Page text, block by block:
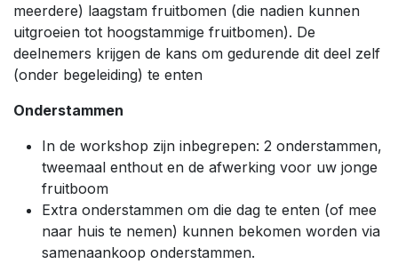
meerdere) laagstam fruitbomen (die nadien kunnen
uitgroeien tot hoogstammige fruitbomen). De
deelnemers krijgen de kans om gedurende dit deel zelf
(onder begeleiding) te enten
Onderstammen
In de workshop zijn inbegrepen: 2 onderstammen,
tweemaal enthout en de afwerking voor uw jonge
fruitboom
Extra onderstammen om die dag te enten (of mee
naar huis te nemen) kunnen bekomen worden via
samenaankoop onderstammen.